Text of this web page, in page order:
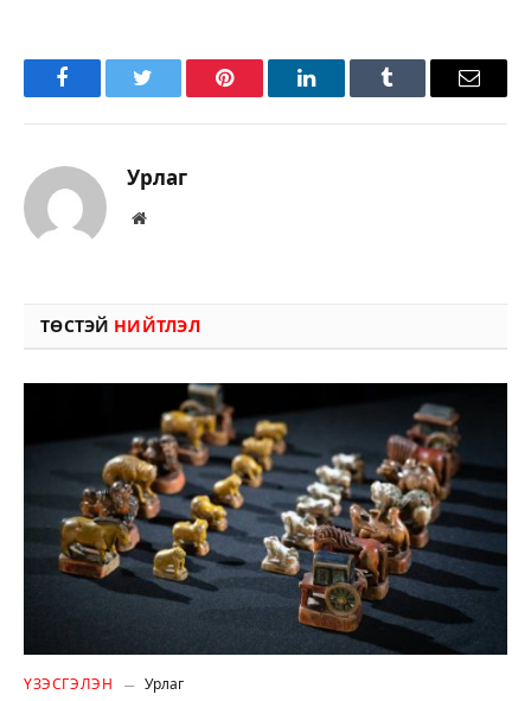
FacebookTwitter Pinterest LinkedInTumblr Имэйл
Урлаг
Вэбсайт
ТӨСТЭЙ НИЙТЛЭЛ
ҮЗЭСГЭЛЭН Урлаг